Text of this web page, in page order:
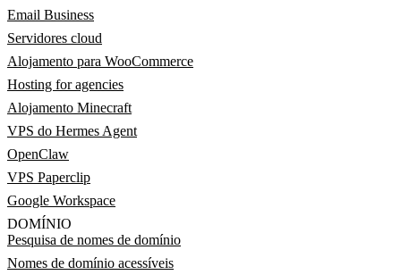
Email Business
Servidores cloud
Alojamento para WooCommerce
Hosting for agencies
Alojamento Minecraft
VPS do Hermes Agent
OpenClaw
VPS Paperclip
Google Workspace
DOMÍNIO
Pesquisa de nomes de domínio
Nomes de domínio acessíveis